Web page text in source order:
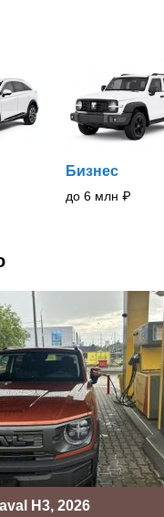
Бизнес
до 6 млн ₽
H3, 2026